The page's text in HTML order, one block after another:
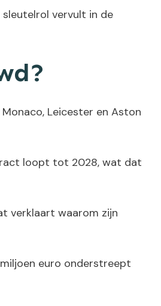
vervult in de
Leicester en Aston
loopt tot 2028, wat dat
verklaart waarom zijn
euro onderstreept